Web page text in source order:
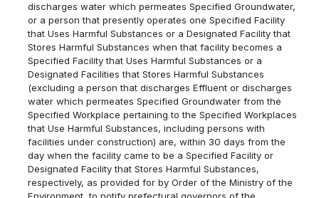
discharges water which permeates Specified Groundwater,
or a person that presently operates one Specified Facility
that Uses Harmful Substances or a Designated Facility that
Stores Harmful Substances when that facility becomes a
Specified Facility that Uses Harmful Substances or a
Designated Facilities that Stores Harmful Substances
(excluding a person that discharges Effluent or discharges
water which permeates Specified Groundwater from the
Specified Workplace pertaining to the Specified Workplaces
that Use Harmful Substances, including persons with
facilities under construction) are, within 30 days from the
day when the facility came to be a Specified Facility or
Designated Facility that Stores Harmful Substances,
respectively, as provided for by Order of the Ministry of the